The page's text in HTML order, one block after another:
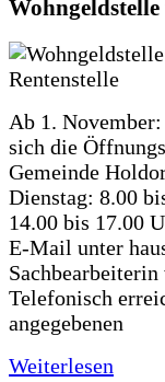
Ab 1.
sich die
Gemeinde
Dienstag: 8.00
14.00 bis 17.00
E-Mail unter
Telefonisch
angegebenen
Weiterlesen